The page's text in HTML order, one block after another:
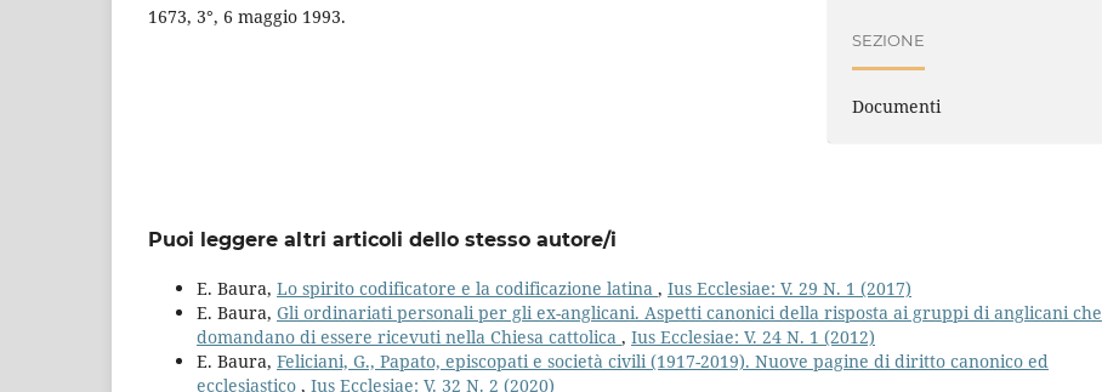
1673, 3°, 6 maggio 1993.
SEZIONE
Documenti
Puoi leggere altri articoli dello stesso autore/i
E. Baura, Lo spirito codificatore e la codificazione latina , Ius Ecclesiae: V. 29 N. 1 (2017)
E. Baura, Gli ordinariati personali per gli ex-anglicani. Aspetti canonici della risposta ai gruppi di anglicani che
domandano di essere ricevuti nella Chiesa cattolica , Ius Ecclesiae: V. 24 N. 1 (2012)
E. Baura, Feliciani, G., Papato, episcopati e società civili (1917-2019). Nuove pagine di diritto canonico ed
ecclesiastico , Ius Ecclesiae: V. 32 N. 2 (2020)